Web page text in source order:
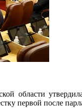
области
первой после